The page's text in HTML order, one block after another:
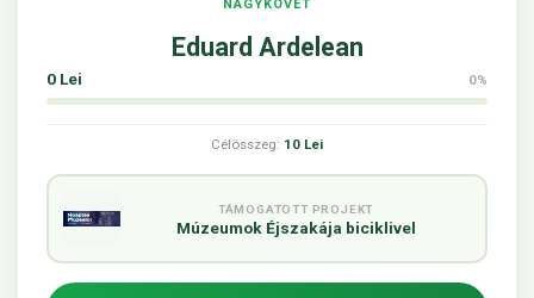
NAGYKÖVET
Eduard Ardelean
0 Lei 0%
Célösszeg: 10 Lei
TÁMOGATOTT PROJEKT
Múzeumok Éjszakája biciklivel